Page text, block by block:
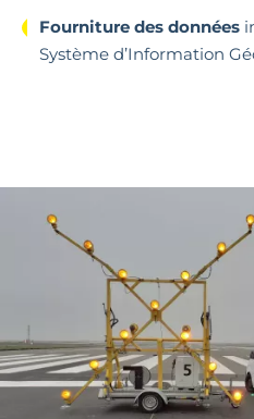
Fourniture des données
Système d’Information